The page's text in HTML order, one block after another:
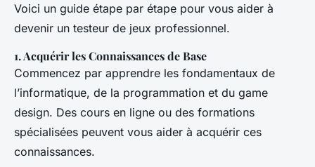
Voici un guide étape par étape pour vous aider à
devenir un testeur de jeux professionnel.
1. Acquérir les Connaissances de Base
Commencez par apprendre les fondamentaux de
l’informatique, de la programmation et du game
design. Des cours en ligne ou des formations
spécialisées peuvent vous aider à acquérir ces
connaissances.